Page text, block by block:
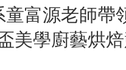
富源老師帶
美學廚藝烘